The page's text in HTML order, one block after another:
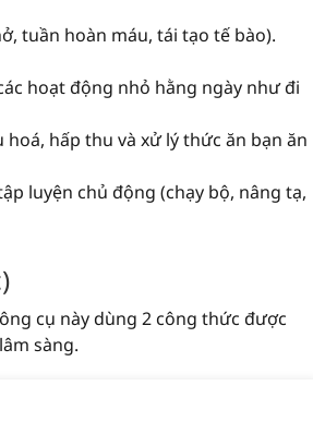
tuần hoàn máu, tái tạo tế bào).
hoạt động nhỏ hằng ngày như đi
hấp thu và xử lý thức ăn bạn ăn
luyện chủ động (chạy bộ, nâng tạ,
cụ này dùng 2 công thức được
sàng.